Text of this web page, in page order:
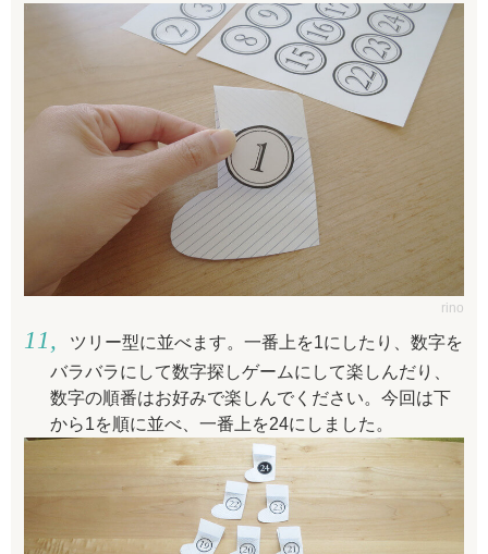
rino
ツリー型に並べます。一番上を1にしたり、数字を
バラバラにして数字探しゲームにして楽しんだり、
数字の順番はお好みで楽しんでください。今回は下
から1を順に並べ、一番上を24にしました。